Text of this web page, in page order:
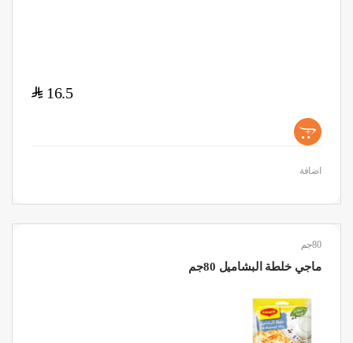
16.5
$
+
اضافة
80جم
ماجي خلطة البشاميل 80جم